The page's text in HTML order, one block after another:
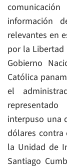
información
relevantes en
por la Libertad
Gobierno
Católica
el
interpuso una
dólares contra
la Unidad de
Santiago